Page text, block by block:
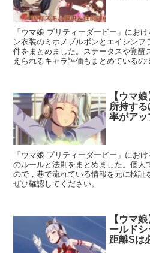
「ウマ娘 プリティーダービー」にお
ン衣装のミホノブルボンとエイシンフ
件をまとめました。ステータスや覚醒
えられるキャラ評価もまとめているの
【ウマ
所持す
率がア
「ウマ娘 プリティーダービー」にお
のルールと法則をまとめました。個人
ので，巷で流れている情報を元に検証
ぜひ確認してください。
【ウマ
ールド
距離Sは